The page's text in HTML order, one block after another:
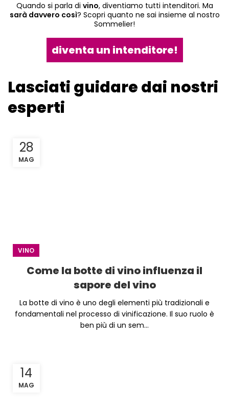
Quando si parla di vino, diventiamo tutti intenditori. Ma
sarà davvero così? Scopri quanto ne sai insieme al nostro
Sommelier!
diventa un intenditore!
Lasciati guidare dai nostri
esperti
28
MAG
VINO
Come la botte di vino influenza il
sapore del vino
La botte di vino è uno degli elementi più tradizionali e
fondamentali nel processo di vinificazione. Il suo ruolo è
ben più di un sem...
14
MAG